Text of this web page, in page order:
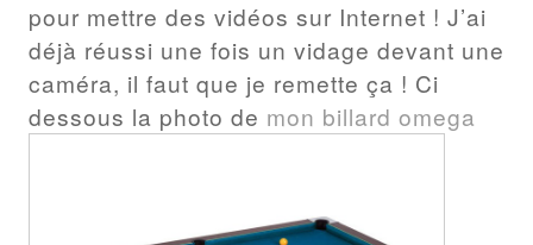
pour mettre des vidéos sur Internet ! J’ai
déjà réussi une fois un vidage devant une
caméra, il faut que je remette ça ! Ci
dessous la photo de mon billard omega